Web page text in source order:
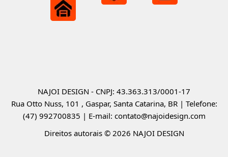
NAJOI DESIGN - CNPJ: 43.363.313/0001-17
Rua Otto Nuss, 101 , Gaspar, Santa Catarina, BR | Telefone:
(47) 992700835 | E-mail: contato@najoidesign.com
Direitos autorais © 2026 NAJOI DESIGN